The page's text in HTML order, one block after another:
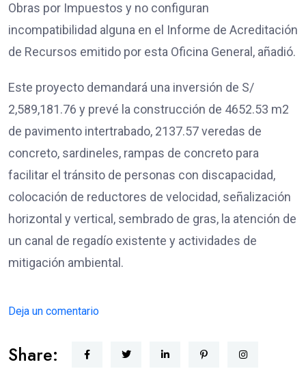
Obras por Impuestos y no configuran
incompatibilidad alguna en el Informe de Acreditación
de Recursos emitido por esta Oficina General, añadió.
Este proyecto demandará una inversión de S/
2,589,181.76 y prevé la construcción de 4652.53 m2
de pavimento intertrabado, 2137.57 veredas de
concreto, sardineles, rampas de concreto para
facilitar el tránsito de personas con discapacidad,
colocación de reductores de velocidad, señalización
horizontal y vertical, sembrado de gras, la atención de
un canal de regadío existente y actividades de
mitigación ambiental.
Deja un comentario
Share: